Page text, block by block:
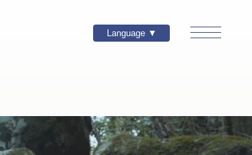
Language ▼